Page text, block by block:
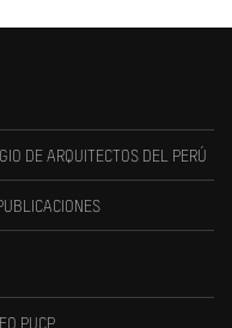
DE ARQUITECTOS DEL PERÚ
PUCP